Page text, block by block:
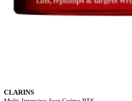
CLARINS